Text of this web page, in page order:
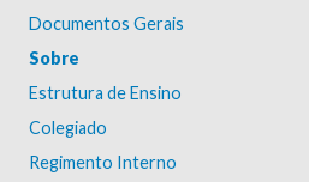
Documentos Gerais
Sobre
Estrutura de Ensino
Colegiado
Regimento Interno